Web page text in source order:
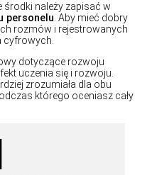
środki należy zapisać w
personelu. Aby mieć dobry
rozmów i rejestrowanych
cyfrowych.
dotyczące rozwoju
uczenia się i rozwoju.
zrozumiała dla obu
którego oceniasz cały